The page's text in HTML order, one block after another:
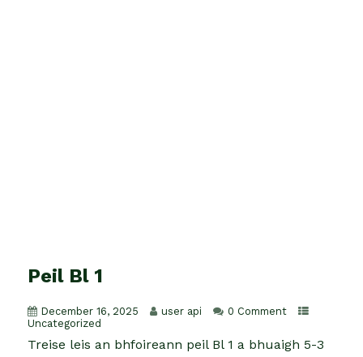
Peil Bl 1
December 16, 2025 user api
0 Comment
Uncategorized
Treise leis an bhfoireann peil Bl 1 a bhuaigh 5-3